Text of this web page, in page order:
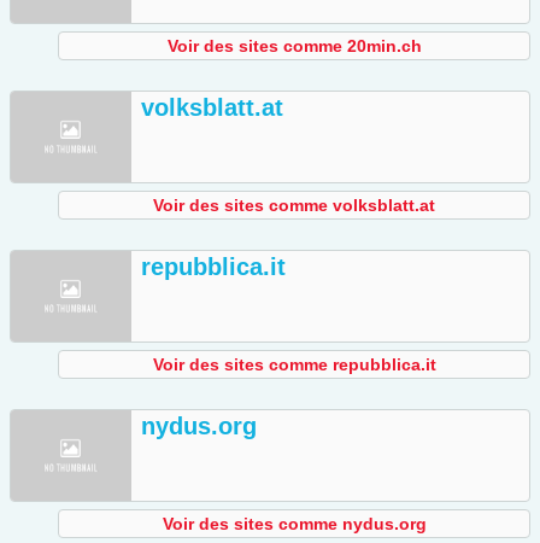
Voir des sites comme 20min.ch
volksblatt.at
Voir des sites comme volksblatt.at
repubblica.it
Voir des sites comme repubblica.it
nydus.org
Voir des sites comme nydus.org